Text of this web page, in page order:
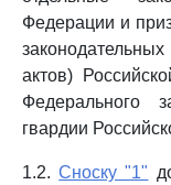
Федерации и
актов)
Федерального
гвардии
1.2.Сноску "1"